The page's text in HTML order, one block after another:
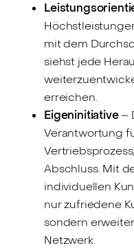
mit dem
siehst jede
erreichen.
Eigeninitiative–
Verantwortung
Abschluss. Mit
individuellen
nur zufriedene
sondern
Netzwerk.